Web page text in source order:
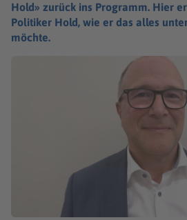
Hold» zurück ins Programm. Hier
Politiker Hold, wie er das alles
möchte.